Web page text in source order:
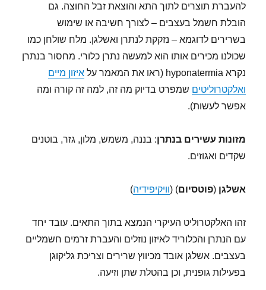
להעברת תוצרים לתוך התא והוצאת זבל החוצה. גם
הובלת חשמל בעצבים – לצורך חשיבה או שימוש
בשרירים לדוגמא – נזקקת לנתרן ואשלגן. מלח שולחן כמו
שכולנו מכירים אותו הוא למעשה נתרן כלורי. מחסור בנתרן
נקרא hyponatermia (ראו את המאמר על
איזון מיים
ואלקטרוליטים שמפרט בדיוק מה זה, למה זה קורה ומה
אפשר לעשות).
מזונות עשירים בנתרן: בננה, משמש, מלון, גזר, בוטנים
שקדים ואגוזים.
אשלגן (פוטסיום) (וויקיפידיה)
זהו האלקטרוליט העיקרי הנמצא בתוך התאים. עובד יחד
עם הנתרן והכלוריד לאיזון נוזלים והעברת זרמים חשמליים
בעצבים. אשלגן אובד מכיווץ שרירים וצריכת גליקוגן
בפעילות גופנית, וכן בהטלת שתן וזיעה.